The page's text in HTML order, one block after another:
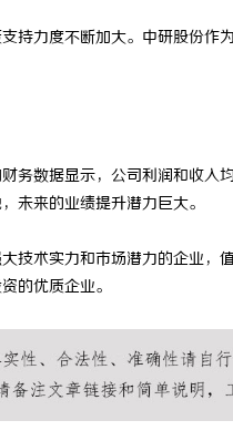
持力度不断加大。中研股份
务数据显示，公司利润和收
未来的业绩提升潜力巨大。
技术实力和市场潜力的企业
的优质企业。